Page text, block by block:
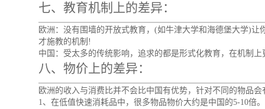
七、教育机制上的差异：
欧洲：没有围墙的开放式教育，(如牛津大学和海德堡大学)
才施教的机制!
中国：受太多的传统影响，追求的都是形式化教育，在机制
八、物价上的差异：
欧洲的收入与消费比并不会比中国有优势，针对不同的物品会
1、在低值快速消耗品中，很多物品物价大约是中国的5-10倍。